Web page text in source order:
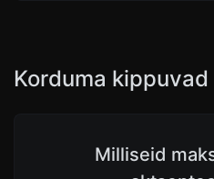
Korduma
Milliseid